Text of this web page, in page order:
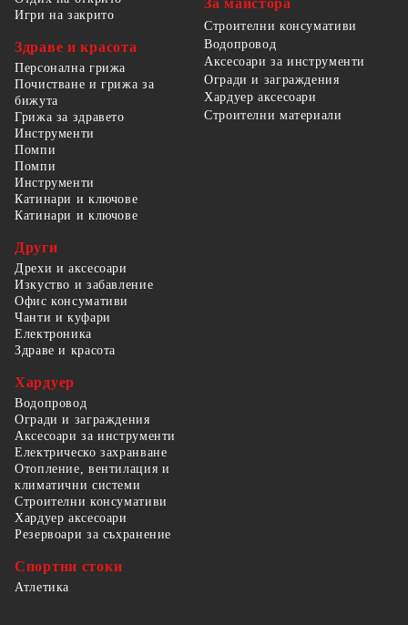
Игри на закрито
Здраве и красота
Персонална грижа
Почистване и грижа за
бижута
Грижа за здравето
За майстора
Строителни консумативи
Водопровод
Аксесоари за инструменти
Огради и заграждения
Хардуер аксесоари
Строителни материали
Инструменти
Помпи
Помпи
Инструменти
Катинари и ключове
Катинари и ключове
Други
Дрехи и аксесоари
Изкуство и забавление
Офис консумативи
Чанти и куфари
Електроника
Здраве и красота
Хардуер
Водопровод
Огради и заграждения
Аксесоари за инструменти
Електрическо захранване
Отопление, вентилация и
климатични системи
Строителни консумативи
Хардуер аксесоари
Резервоари за съхранение
Спортни стоки
Атлетика